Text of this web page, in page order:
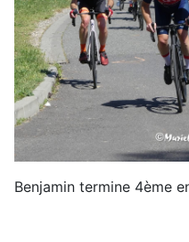
Benjamin termine 4ème